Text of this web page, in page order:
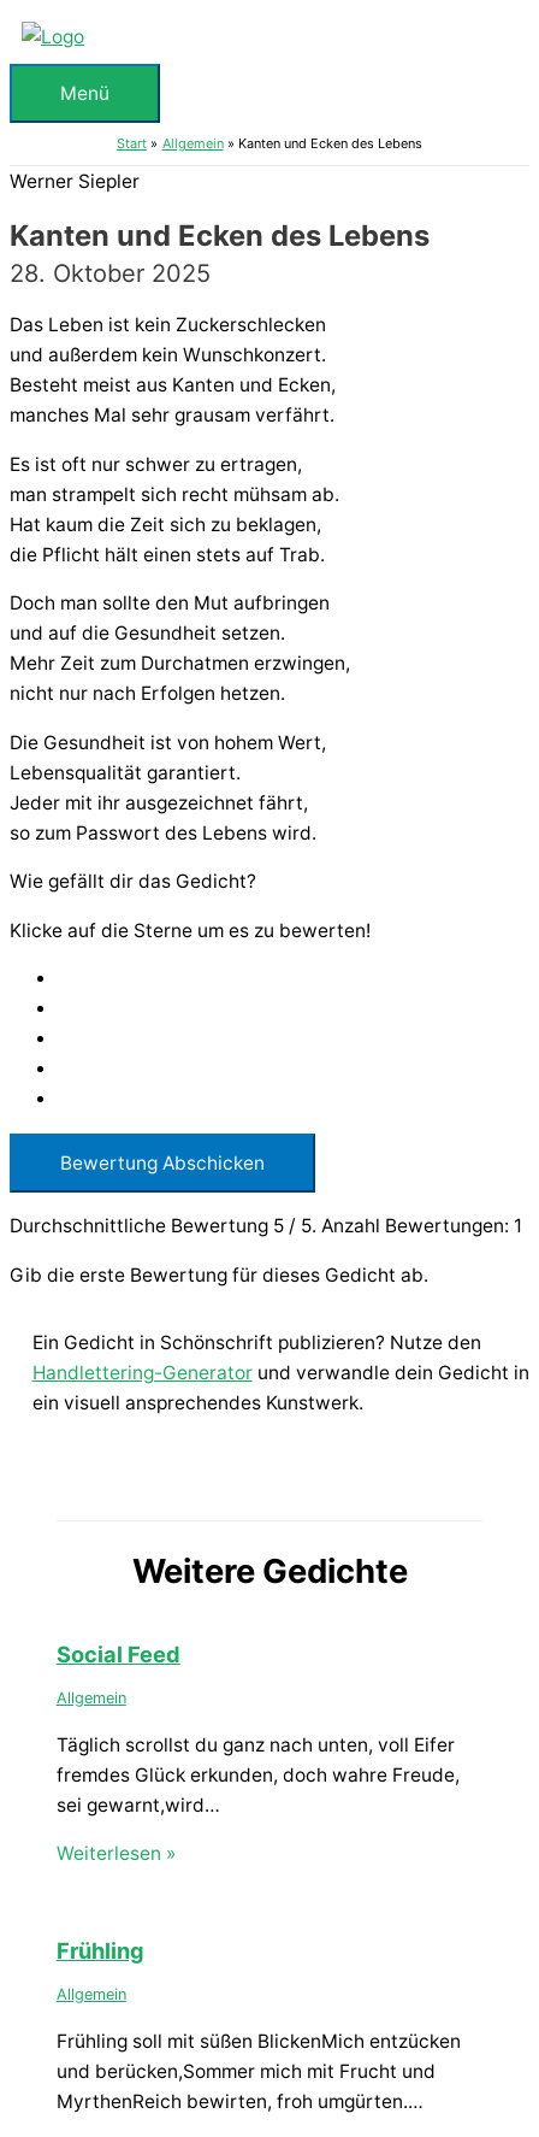
Zum
Inhalt
springenMenü
Menü
Start Allgemein Kanten und Ecken des Lebens
Werner Siepler
Kanten und Ecken des Lebens
28. Oktober 2025
Das Leben ist kein Zuckerschlecken
und außerdem kein Wunschkonzert.
Besteht meist aus Kanten und Ecken,
manches Mal sehr grausam verfährt.
Es ist oft nur schwer zu ertragen,
man strampelt sich recht mühsam ab.
Hat kaum die Zeit sich zu beklagen,
die Pflicht hält einen stets auf Trab.
Doch man sollte den Mut aufbringen
und auf die Gesundheit setzen.
Mehr Zeit zum Durchatmen erzwingen,
nicht nur nach Erfolgen hetzen.
Die Gesundheit ist von hohem Wert,
Lebensqualität garantiert.
Jeder mit ihr ausgezeichnet fährt,
so zum Passwort des Lebens wird.
Wie gefällt dir das Gedicht?
Klicke auf die Sterne um es zu bewerten!
Bewertung Abschicken
Durchschnittliche Bewertung 5 / 5. Anzahl Bewertungen: 1
Gib die erste Bewertung für dieses Gedicht ab.
Ein Gedicht in Schönschrift publizieren? Nutze den
Handlettering-Generatorund verwandle dein Gedicht in
ein visuell ansprechendes Kunstwerk.
Weitere Gedichte
Social Feed
Allgemein
Täglich scrollst du ganz nach unten, voll Eifer
fremdes Glück erkunden, doch wahre Freude,
sei gewarnt,wird…
Weiterlesen »
Frühling
Allgemein
Frühling soll mit süßen BlickenMich entzücken
und berücken,Sommer mich mit Frucht und
MyrthenReich bewirten, froh umgürten.…